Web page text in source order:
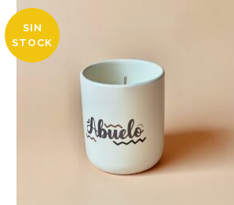
SIN
STOCK